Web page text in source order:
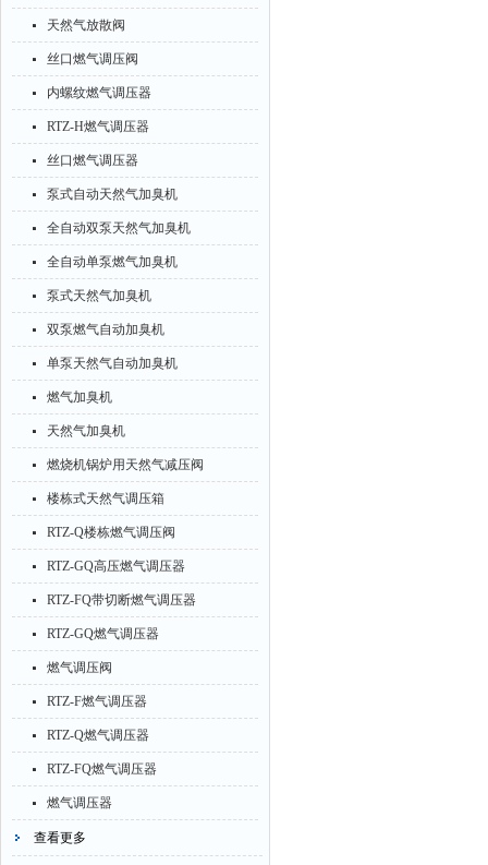
天然气放散阀
丝口燃气调压阀
内螺纹燃气调压器
RTZ-H燃气调压器
丝口燃气调压器
泵式自动天然气加臭机
全自动双泵天然气加臭机
全自动单泵燃气加臭机
泵式天然气加臭机
双泵燃气自动加臭机
单泵天然气自动加臭机
燃气加臭机
天然气加臭机
燃烧机锅炉用天然气减压阀
楼栋式天然气调压箱
RTZ-Q楼栋燃气调压阀
RTZ-GQ高压燃气调压器
RTZ-FQ带切断燃气调压器
RTZ-GQ燃气调压器
燃气调压阀
RTZ-F燃气调压器
RTZ-Q燃气调压器
RTZ-FQ燃气调压器
燃气调压器
查看更多